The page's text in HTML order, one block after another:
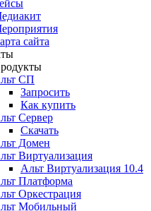
сайта
СП
Запросить
Как купить
Сервер
Скачать
Домен
Виртуализация
Альт Виртуализация 10.4
Платформа
Оркестрация
Мобильный